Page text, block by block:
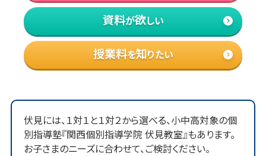
個別コーチング
特任コーチが学習進捗を確認。状況・進捗に応
よく志望校合格に向けて進めるようにサポート
します。
資料が欲しい
授業料を知りたい
伏見には、１対１と１対２から選べる、小中高対象の個
別指導塾『関西個別指導学院 伏見教室』もあります。
お子さまのニーズに合わせて、ご検討ください。